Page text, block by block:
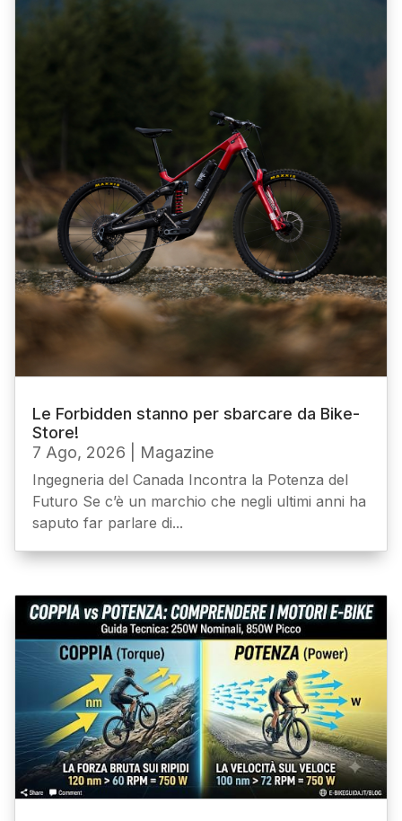
Le Forbidden stanno per sbarcare da Bike-
Store!
7 Ago, 2026
Magazine
Ingegneria del Canada Incontra la Potenza del
Futuro Se c’è un marchio che negli ultimi anni ha
saputo far parlare di...